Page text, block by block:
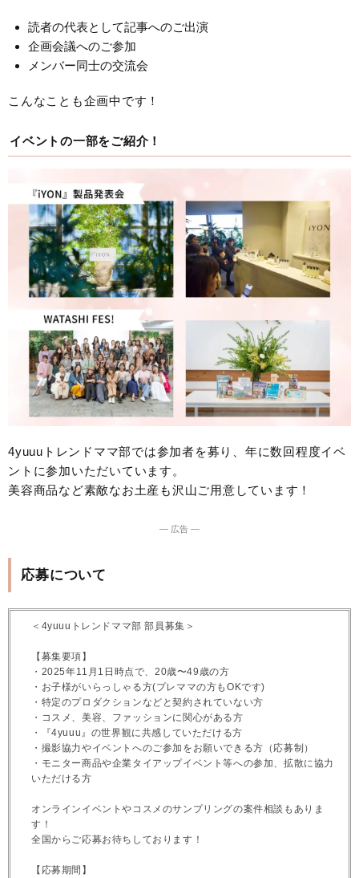
読者の代表として記事へのご出演
企画会議へのご参加
メンバー同士の交流会
こんなことも企画中です！
イベントの一部をご紹介！
4yuuuトレンドママ部では参加者を募り、年に数回程度イベ
ントに参加いただいています。
美容商品など素敵なお土産も沢山ご用意しています！
― 広告 ―
応募について
＜4yuuuトレンドママ部 部員募集＞
【募集要項】
・2025年11月1日時点で、20歳〜49歳の方
・お子様がいらっしゃる方(プレママの方もOKです)
・特定のプロダクションなどと契約されていない方
・コスメ、美容、ファッションに関心がある方
・『4yuuu』の世界観に共感していただける方
・撮影協力やイベントへのご参加をお願いできる方（応募制）
・モニター商品や企業タイアップイベント等への参加、拡散に協力
いただける方
オンラインイベントやコスメのサンプリングの案件相談もありま
す！
全国からご応募お待ちしております！
【応募期間】